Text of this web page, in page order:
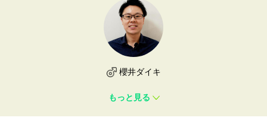
櫻井ダイキ
もっと見る